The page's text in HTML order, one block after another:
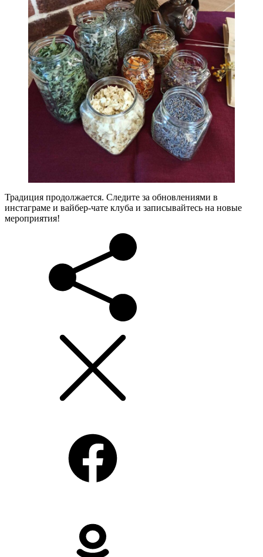
Традиция продолжается. Следите за обновлениями в
инстаграме и вайбер-чате клуба и записывайтесь на новые
мероприятия!